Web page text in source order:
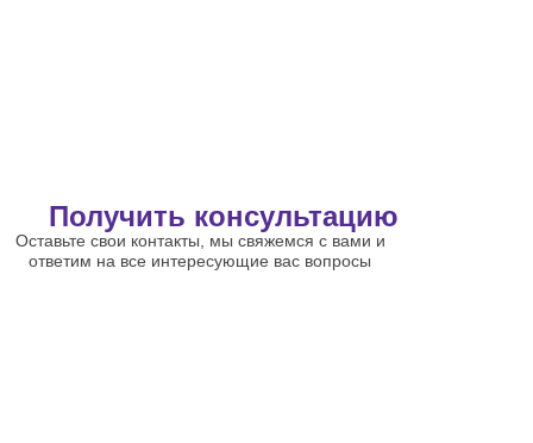
Получить консультацию
Оставьте свои контакты, мы свяжемся с вами и
ответим на все интересующие вас вопросы